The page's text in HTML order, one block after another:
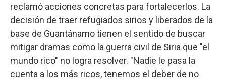
reclamó acciones concretas para fortalecerlos. La
decisión de traer refugiados sirios y liberados de la
base de Guantánamo tienen el sentido de buscar
mitigar dramas como la guerra civil de Siria que "el
mundo rico" no logra resolver. "Nadie le pasa la
cuenta a los más ricos, tenemos el deber de no